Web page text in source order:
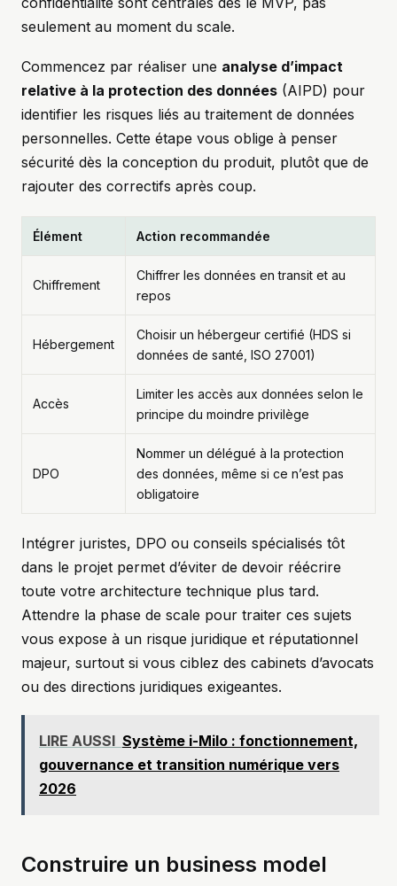
seulement au moment du scale.
Commencez par réaliser une analyse d’impact
relative à la protection des données (AIPD) pour
identifier les risques liés au traitement de données
personnelles. Cette étape vous oblige à penser
sécurité dès la conception du produit, plutôt que de
rajouter des correctifs après coup.
Élément Action recommandée
Chiffrement
Chiffrer les données en transit et au
repos
Hébergement
Choisir un hébergeur certifié (HDS si
données de santé, ISO 27001)
Accès
Limiter les accès aux données selon le
principe du moindre privilège
DPO
Nommer un délégué à la protection
des données, même si ce n’est pas
obligatoire
Intégrer juristes, DPO ou conseils spécialisés tôt
dans le projet permet d’éviter de devoir réécrire
toute votre architecture technique plus tard.
Attendre la phase de scale pour traiter ces sujets
vous expose à un risque juridique et réputationnel
majeur, surtout si vous ciblez des cabinets d’avocats
ou des directions juridiques exigeantes.
LIRE AUSSI Système i-Milo : fonctionnement,
gouvernance et transition numérique vers
2026
Construire un business model